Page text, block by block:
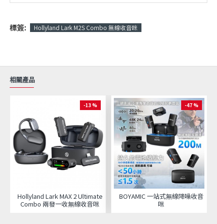
標簽: Hollyland Lark M2S Combo 無線收音咪
相關產品
-13 %
Hollyland Lark MAX 2 Ultimate
Combo 兩發一收無線收音咪
-47 %
BOYAMIC 一站式無線降噪收音
咪